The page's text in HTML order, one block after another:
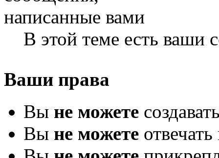
В этой теме есть ваши
Ваши права
Вы не можете
Вы не можете